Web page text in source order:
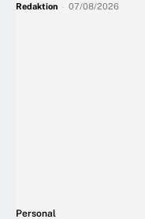
Redaktion 07/08/2026
Personal